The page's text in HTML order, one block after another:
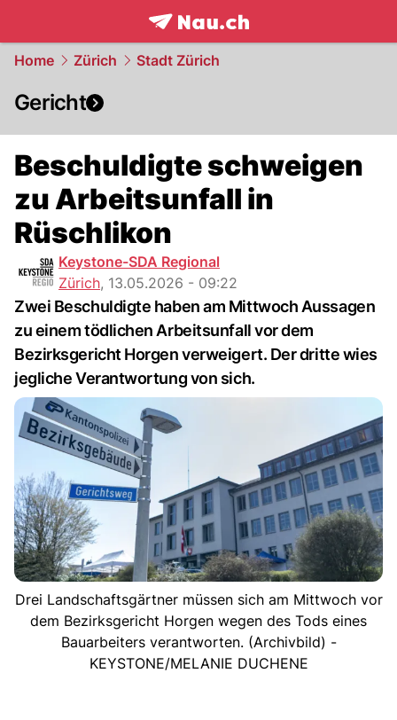
frontpage.NAU.ch
Home Zürich Stadt Zürich
Gericht
Beschuldigte schweigen
zu Arbeitsunfall in
Rüschlikon
Keystone-SDA Regional
Zürich, 13.05.2026 - 09:22
Zwei Beschuldigte haben am Mittwoch Aussagen
zu einem tödlichen Arbeitsunfall vor dem
Bezirksgericht Horgen verweigert. Der dritte wies
jegliche Verantwortung von sich.
Drei Landschaftsgärtner müssen sich am Mittwoch vor
dem Bezirksgericht Horgen wegen des Tods eines
Bauarbeiters verantworten. (Archivbild) -
KEYSTONE/MELANIE DUCHENE